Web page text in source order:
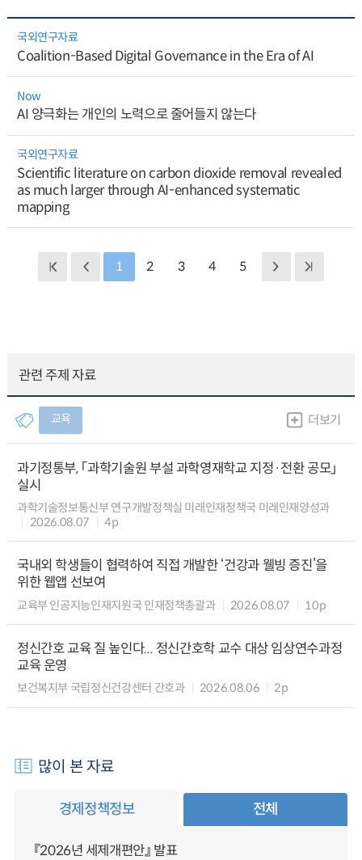
국외연구자료
Coalition-Based Digital Governance in the Era of AI
Now
AI 양극화는 개인의 노력으로 줄어들지 않는다
국외연구자료
Scientific literature on carbon dioxide removal revealed
as much larger through AI-enhanced systematic
mapping
1 2 3 4 5
관련 주제 자료
교육 더보기
과기정통부, 「과학기술원 부설 과학영재학교 지정·전환 공모」
실시
과학기술정보통신부 연구개발정책실 미래인재정책국 미래인재양성과
2026.08.07
4p
국내외 학생들이 협력하여 직접 개발한 ‘건강과 웰빙 증진’을
위한 웹앱 선보여
교육부 인공지능인재지원국 인재정책총괄과 2026.08.07 10p
정신간호 교육 질 높인다... 정신간호학 교수 대상 임상연수과정
교육 운영
보건복지부 국립정신건강센터 간호과 2026.08.06 2p
많이 본 자료
경제정책정보 전체
『2026년 세제개편안』 발표